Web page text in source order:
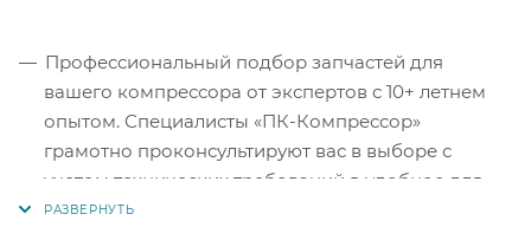
Профессиональный подбор запчастей для
вашего компрессора от экспертов с 10+ летнем
опытом. Специалисты «ПК-Компрессор»
грамотно проконсультируют вас в выборе с
учетом технических требований в удобное для
вас время.